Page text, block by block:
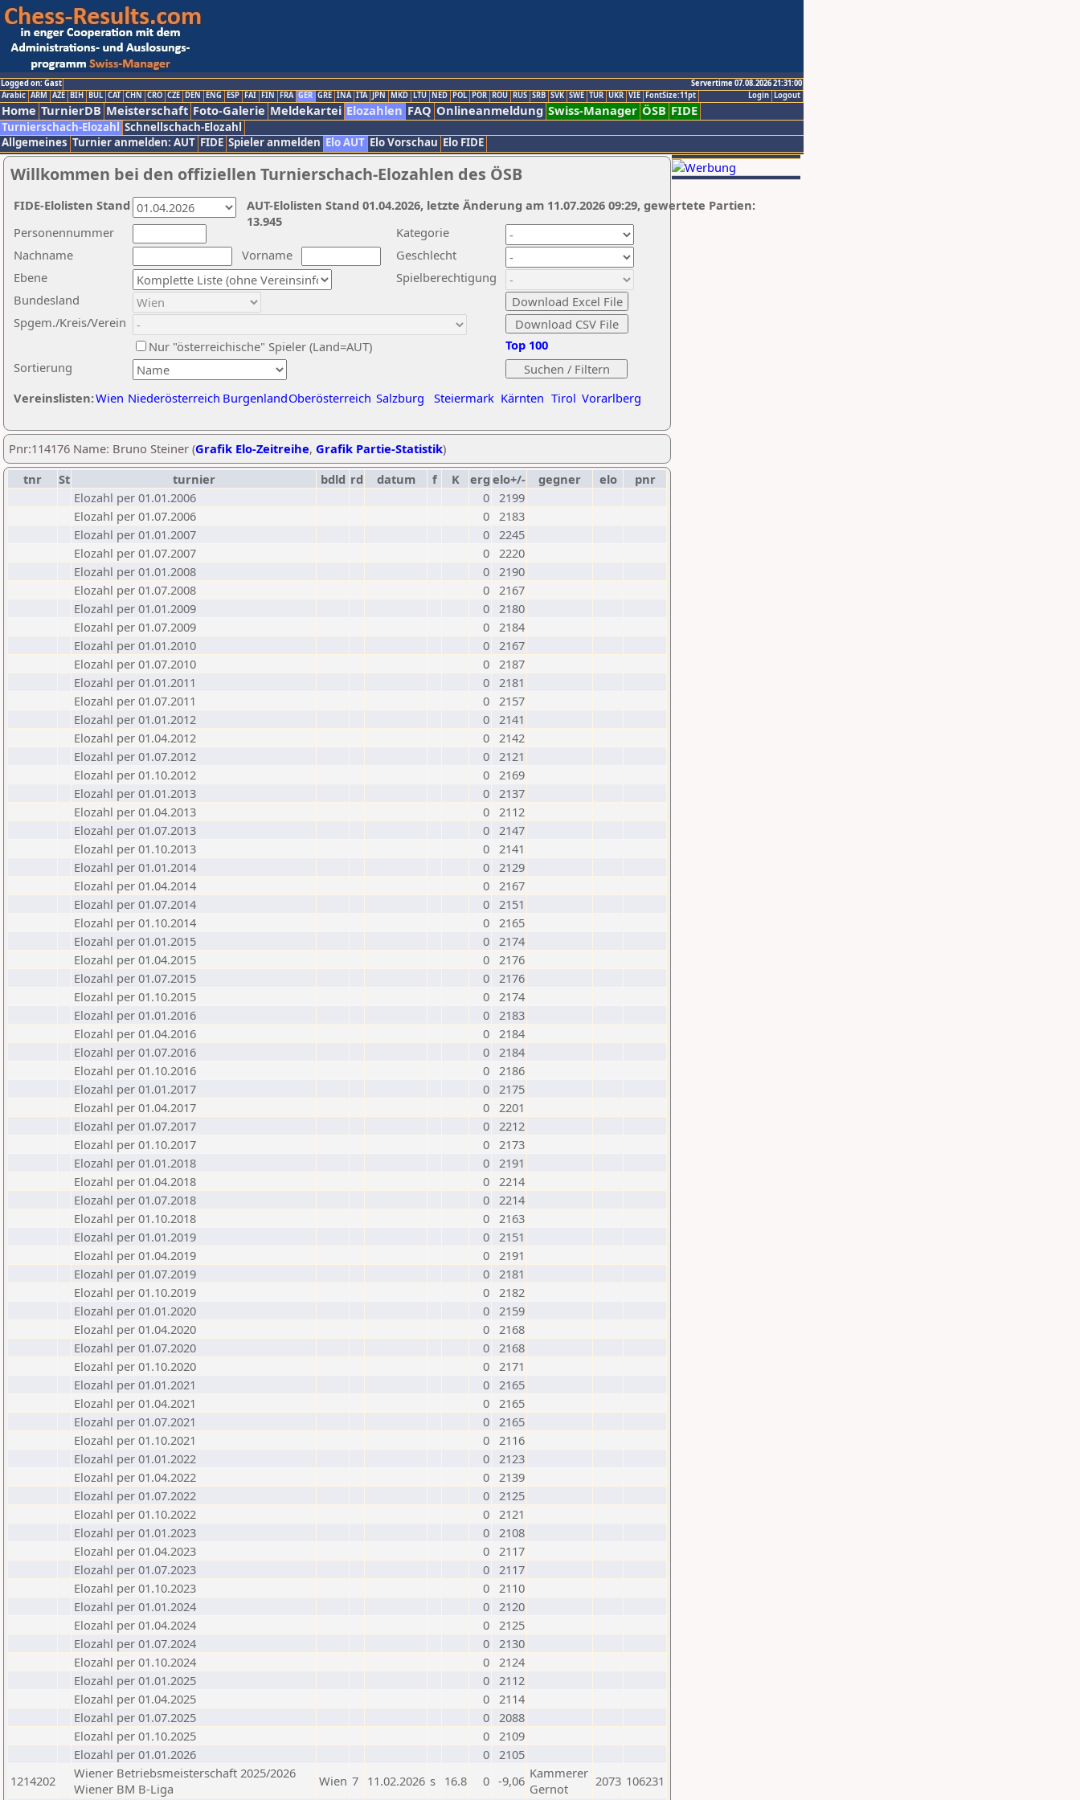
Logged on: Gast
Servertime 07.08.2026 21:31:00
Logout
Login
Arabic ARM AZE BIH BUL CAT CHN CRO CZE DEN ENG ESP FAI FIN FRA GER GRE INA ITA JPN MKD LTU NED POL POR ROU RUS SRB SVK SWE TUR UKR VIE FontSize:11pt
Home TurnierDB Meisterschaft Foto-Galerie Meldekartei Elozahlen FAQ Onlineanmeldung Swiss-Manager ÖSB FIDE
Turnierschach-Elozahl Schnellschach-Elozahl
Allgemeines Turnier anmelden: AUT FIDE Spieler anmelden Elo AUT Elo Vorschau Elo FIDE
Willkommen bei den offiziellen Turnierschach-Elozahlen des ÖSB
Nachname
Vorname
Ebene
Kategorie
Sortierung
Personennummer
Bundesland
Spgem./Kreis/Verein
Geschlecht
Nur "österreichische" Spieler (Land=AUT)
Spielberechtigung
Vereinslisten:Wien Niederösterreich BurgenlandOberösterreich Salzburg Steiermark Kärnten Tirol Vorarlberg
Top 100
AUT-Elolisten Stand 01.04.2026, letzte Änderung am 11.07.2026 09:29, gewertete Partien:
13.945
FIDE-Elolisten Stand
Pnr:114176 Name: Bruno Steiner (Grafik Elo-Zeitreihe, Grafik Partie-Statistik)
tnr
St turnier bdld rd datum f K erg elo+/- gegner elo
pnr
Elozahl per 01.01.2006
0 2199
Elozahl per 01.07.2006
0 2183
Elozahl per 01.01.2007
0 2245
Elozahl per 01.07.2007
0 2220
Elozahl per 01.01.2008
0 2190
Elozahl per 01.07.2008
0 2167
Elozahl per 01.01.2009
0 2180
Elozahl per 01.07.2009
0 2184
Elozahl per 01.01.2010
0 2167
Elozahl per 01.07.2010
0 2187
Elozahl per 01.01.2011
0 2181
Elozahl per 01.07.2011
0 2157
Elozahl per 01.01.2012
0 2141
Elozahl per 01.04.2012
0 2142
Elozahl per 01.07.2012
0 2121
Elozahl per 01.10.2012
0 2169
Elozahl per 01.01.2013
0 2137
Elozahl per 01.04.2013
0 2112
Elozahl per 01.07.2013
0 2147
Elozahl per 01.10.2013
0 2141
Elozahl per 01.01.2014
0 2129
Elozahl per 01.04.2014
0 2167
Elozahl per 01.07.2014
0 2151
Elozahl per 01.10.2014
0 2165
Elozahl per 01.01.2015
0 2174
Elozahl per 01.04.2015
0 2176
Elozahl per 01.07.2015
0 2176
Elozahl per 01.10.2015
0 2174
Elozahl per 01.01.2016
0 2183
Elozahl per 01.04.2016
0 2184
Elozahl per 01.07.2016
0 2184
Elozahl per 01.10.2016
0 2186
Elozahl per 01.01.2017
0 2175
Elozahl per 01.04.2017
0 2201
Elozahl per 01.07.2017
0 2212
Elozahl per 01.10.2017
0 2173
Elozahl per 01.01.2018
0 2191
Elozahl per 01.04.2018
0 2214
Elozahl per 01.07.2018
0 2214
Elozahl per 01.10.2018
0 2163
Elozahl per 01.01.2019
0 2151
Elozahl per 01.04.2019
0 2191
Elozahl per 01.07.2019
0 2181
Elozahl per 01.10.2019
0 2182
Elozahl per 01.01.2020
0 2159
Elozahl per 01.04.2020
0 2168
Elozahl per 01.07.2020
0 2168
Elozahl per 01.10.2020
0 2171
Elozahl per 01.01.2021
0 2165
Elozahl per 01.04.2021
0 2165
Elozahl per 01.07.2021
0 2165
Elozahl per 01.10.2021
0 2116
Elozahl per 01.01.2022
0 2123
Elozahl per 01.04.2022
0 2139
Elozahl per 01.07.2022
0 2125
Elozahl per 01.10.2022
0 2121
Elozahl per 01.01.2023
0 2108
Elozahl per 01.04.2023
0 2117
Elozahl per 01.07.2023
0 2117
Elozahl per 01.10.2023
0 2110
Elozahl per 01.01.2024
0 2120
Elozahl per 01.04.2024
0 2125
Elozahl per 01.07.2024
0 2130
Elozahl per 01.10.2024
0 2124
Elozahl per 01.01.2025
0 2112
Elozahl per 01.04.2025
0 2114
Elozahl per 01.07.2025
0 2088
Elozahl per 01.10.2025
0 2109
Elozahl per 01.01.2026
0 2105
1214202
Wiener Betriebsmeisterschaft 2025/2026
Wiener BM B-Liga
Wien 7 11.02.2026 s 16.8 0 -9,06 Kammerer
Gernot
2073 106231